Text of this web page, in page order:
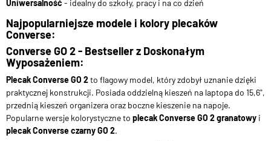
Uniwersalność - idealny do szkoły, pracy i na co dzień
Najpopularniejsze modele i kolory plecaków
Converse:
Converse GO 2 - Bestseller z Doskonałym
Wyposażeniem:
Plecak Converse GO 2to flagowy model, który zdobył uznanie dzięki
praktycznej konstrukcji. Posiada oddzielną kieszeń na laptopa do 15,6",
przednią kieszeń organizera oraz boczne kieszenie na napoje.
Popularne wersje kolorystyczne to plecak Converse GO 2 granatowy i
plecak Converse czarny GO 2.